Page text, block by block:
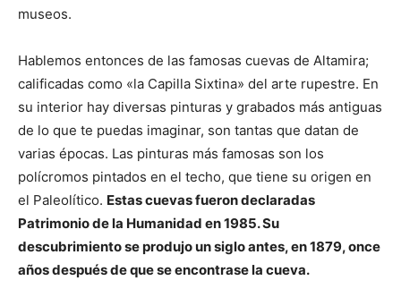
museos.
Hablemos entonces de las famosas cuevas de Altamira;
calificadas como «la Capilla Sixtina» del arte rupestre. En
su interior hay diversas pinturas y grabados más antiguas
de lo que te puedas imaginar, son tantas que datan de
varias épocas. Las pinturas más famosas son los
polícromos pintados en el techo, que tiene su origen en
el Paleolítico. Estas cuevas fueron declaradas
Patrimonio de la Humanidad en 1985. Su
descubrimiento se produjo un siglo antes, en 1879, once
años después de que se encontrase la cueva.